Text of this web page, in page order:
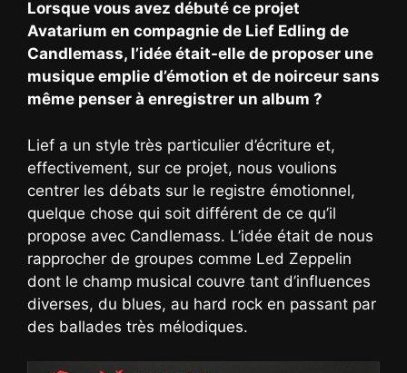
Lorsque vous avez débuté ce projet
Avatarium en compagnie de Lief Edling de
Candlemass, l’idée était-elle de proposer une
musique emplie d’émotion et de noirceur sans
même penser à enregistrer un album ?
Lief a un style très particulier d’écriture et,
effectivement, sur ce projet, nous voulions
centrer les débats sur le registre émotionnel,
quelque chose qui soit différent de ce qu’il
propose avec Candlemass. L’idée était de nous
rapprocher de groupes comme Led Zeppelin
dont le champ musical couvre tant d’influences
diverses, du blues, au hard rock en passant par
des ballades très mélodiques.